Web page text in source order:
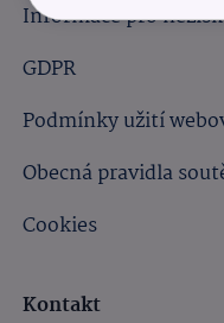
Informace pro
GDPR
Podmínky užití
Obecná pravidla
Cookies
Kontakt